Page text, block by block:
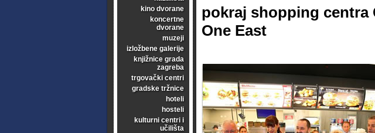
kino dvorane
koncertne
dvorane
muzeji
izložbene galerije
knjižnice grada
zagreba
trgovački centri
gradske tržnice
hoteli
hosteli
kulturni centri i
učilišta
pokraj shopping centra
One East